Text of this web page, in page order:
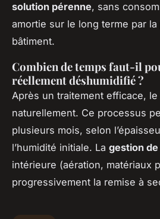
solution pérenne, sans
amortie sur le long terme par
bâtiment.
Combien de temps faut-il
réellement déshumidifié ?
Après un traitement efficace,
naturellement. Ce processus
plusieurs mois, selon
l’humidité initiale. La gestion
intérieure (aération, matériaux
progressivement la remise à